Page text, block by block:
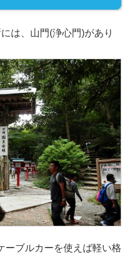
は、山門(浄心門)があり
ーブルカーを使えば軽い格